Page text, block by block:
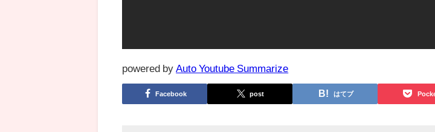
powered by Auto Youtube Summarize
Facebook post はてブ